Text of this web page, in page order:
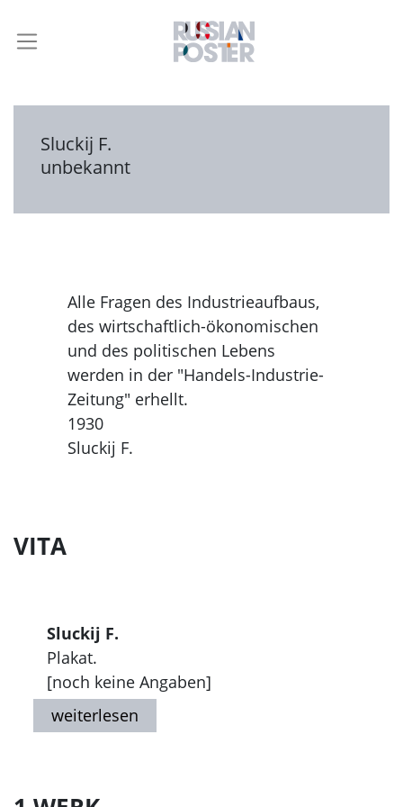
Sluckij F.
unbekannt
Alle Fragen des Industrieaufbaus,
des wirtschaftlich-ökonomischen
und des politischen Lebens
werden in der "Handels-Industrie-
Zeitung" erhellt.
1930
Sluckij F.
VITA
Sluckij F.
Plakat.
[noch keine Angaben]